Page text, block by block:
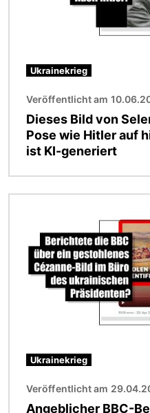
Ukrainekrieg
Veröffentlicht am
Dieses Bild von
Pose wie Hitler auf
ist KI-generiert
Ukrainekrieg
Veröffentlicht am
Angeblicher BBC-